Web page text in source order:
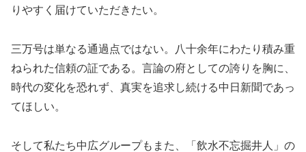
りやすく届けていただきたい。
三万号は単なる通過点ではない。八十余年にわたり積み重
ねられた信頼の証である。言論の府としての誇りを胸に、
時代の変化を恐れず、真実を追求し続ける中日新聞であっ
てほしい。
そして私たち中広グループもまた、「飲水不忘掘井人」の